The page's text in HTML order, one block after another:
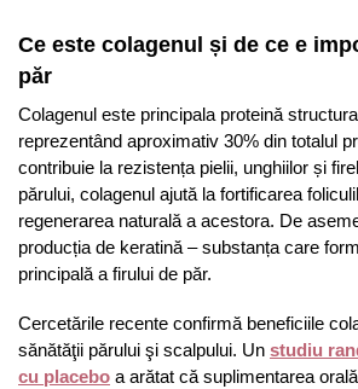
Ce este colagenul și de ce e
păr
Colagenul este principala proteină
reprezentând aproximativ 30% din totalul
contribuie la rezistența pielii, unghiilor și
părului, colagenul ajută la fortificarea
regenerarea naturală a acestora. De
producția de keratină – substanța care
principală a firului de păr.
Cercetările recente confirmă beneficiile
sănătăţii părului şi scalpului. Un studiu
cu placebo a arătat că suplimentarea